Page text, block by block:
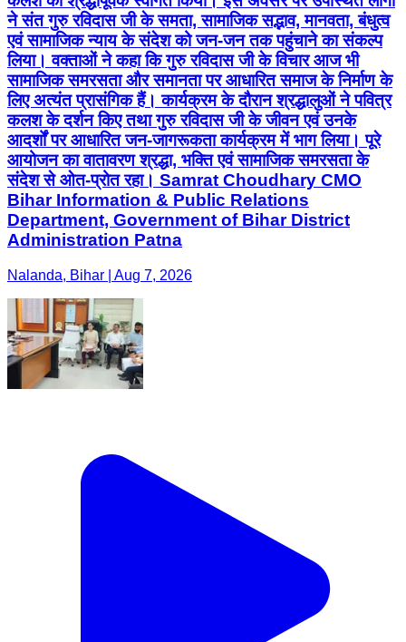
ने संत गुरु रविदास जी के समता, सामाजिक सद्भाव, मानवता, बंधुत्व
एवं सामाजिक न्याय के संदेश को जन-जन तक पहुंचाने का संकल्प
लिया। वक्ताओं ने कहा कि गुरु रविदास जी के विचार आज भी
सामाजिक समरसता और समानता पर आधारित समाज के निर्माण के
लिए अत्यंत प्रासंगिक हैं। कार्यक्रम के दौरान श्रद्धालुओं ने पवित्र
कलश के दर्शन किए तथा गुरु रविदास जी के जीवन एवं उनके
आदर्शों पर आधारित जन-जागरूकता कार्यक्रम में भाग लिया। पूरे
आयोजन का वातावरण श्रद्धा, भक्ति एवं सामाजिक समरसता के
संदेश से ओत-प्रोत रहा। Samrat Choudhary CMO
Bihar Information & Public Relations
Department, Government of Bihar District
Administration Patna
Nalanda, Bihar | Aug 7, 2026